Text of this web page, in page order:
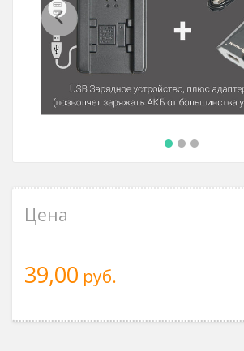
Цена
39,00 руб.